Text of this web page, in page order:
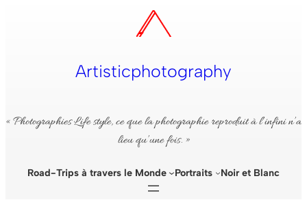
Artisticphotography
« Photographies Life style, ce que la photographie reproduit à l’infini n’a
lieu qu’une fois. »
Road-Trips à travers le Monde Portraits Noir et Blanc